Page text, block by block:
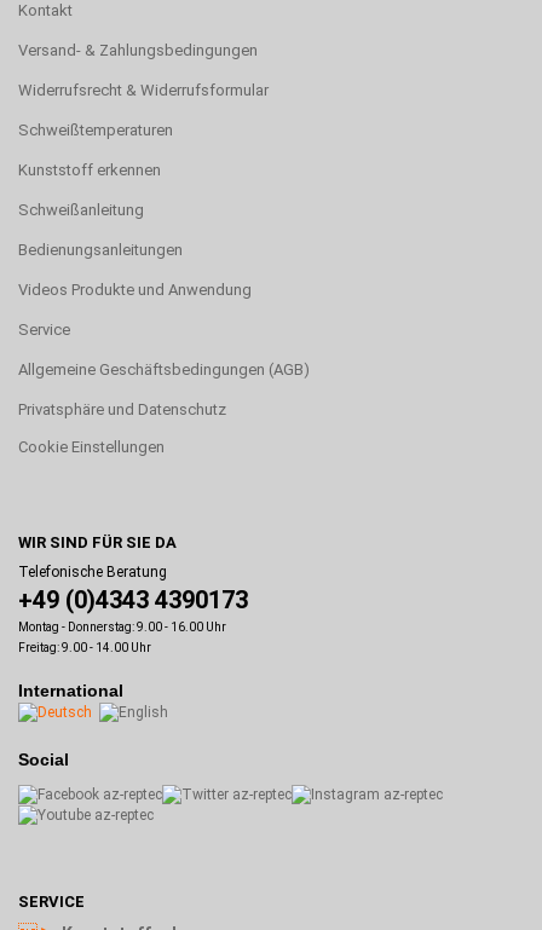
Kontakt
Versand- & Zahlungsbedingungen
Widerrufsrecht & Widerrufsformular
Schweißtemperaturen
Kunststoff erkennen
Schweißanleitung
Bedienungsanleitungen
Videos Produkte und Anwendung
Service
Allgemeine Geschäftsbedingungen (AGB)
Privatsphäre und Datenschutz
Cookie Einstellungen
WIR SIND FÜR SIE DA
Telefonische Beratung
+49 (0)4343 4390173
Montag - Donnerstag: 9.00 - 16.00 Uhr
Freitag: 9.00 - 14.00 Uhr
International
Social
SERVICE